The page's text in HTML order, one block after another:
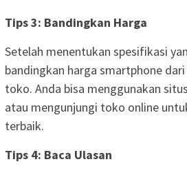
Tips 3: Bandingkan Harga
Setelah menentukan spesifikasi
bandingkan harga smartphone
toko. Anda bisa menggunakan
atau mengunjungi toko online
terbaik.
Tips 4: Baca Ulasan